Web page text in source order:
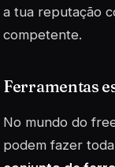
a tua reputação
competente.
Ferramentas
No mundo do
podem fazer